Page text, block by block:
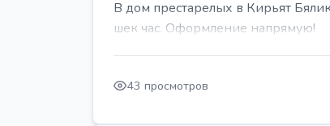
В дом престарелых в Кирьят
шек час. Оформление напрямую!
43 просмотров